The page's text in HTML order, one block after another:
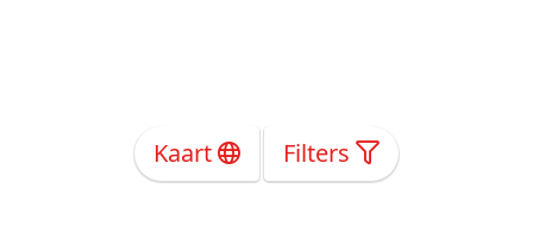
Kaart Filters